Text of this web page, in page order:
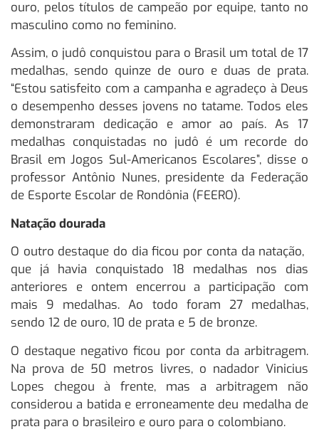
ouro, pelos títulos de campeão por equipe, tanto no
masculino como no feminino.
Assim, o judô conquistou para o Brasil um total de 17
medalhas, sendo quinze de ouro e duas de prata.
“Estou satisfeito com a campanha e agradeço à Deus
o desempenho desses jovens no tatame. Todos eles
demonstraram dedicação e amor ao país. As 17
medalhas conquistadas no judô é um recorde do
Brasil em Jogos Sul-Americanos Escolares”, disse o
professor Antônio Nunes, presidente da Federação
de Esporte Escolar de Rondônia (FEERO).
Natação dourada
O outro destaque do dia ficou por conta da natação, ​
que já havia conquistado 18 medalhas nos dias
anteriores e ontem encerrou a participação com
mais 9 medalhas. Ao todo foram 27 medalhas,
sendo 12 de ouro, 10 de prata e 5 de bronze.
O destaque negativo ficou por conta da arbitragem.
Na prova de 50 metros livres, o nadador Vinicius
Lopes chegou à frente, mas a arbitragem não
considerou a batida e erroneamente deu medalha de
prata para o brasileiro e ouro para o colombiano.